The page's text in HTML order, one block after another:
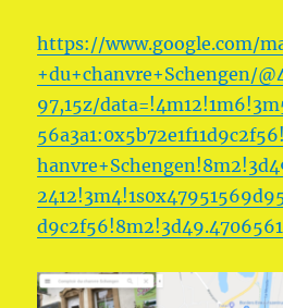
https://www.google.com/
+du+chanvre+Schengen/
97,15z/